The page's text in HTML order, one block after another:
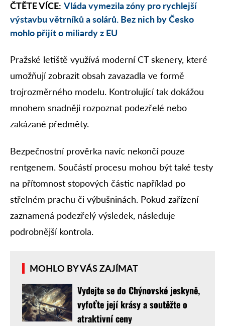
ČTĚTE VÍCE: Vláda vymezila zóny pro rychlejší
výstavbu větrníků a solárů. Bez nich by Česko
mohlo přijít o miliardy z EU
Pražské letiště využívá moderní CT skenery, které
umožňují zobrazit obsah zavazadla ve formě
trojrozměrného modelu. Kontrolující tak dokážou
mnohem snadněji rozpoznat podezřelé nebo
zakázané předměty.
Bezpečnostní prověrka navíc nekončí pouze
rentgenem. Součástí procesu mohou být také testy
na přítomnost stopových částic například po
střelném prachu či výbušninách. Pokud zařízení
zaznamená podezřelý výsledek, následuje
podrobnější kontrola.
MOHLO BY VÁS ZAJÍMAT
Vydejte se do Chýnovské jeskyně,
vyfoťte její krásy a soutěžte o
atraktivní ceny